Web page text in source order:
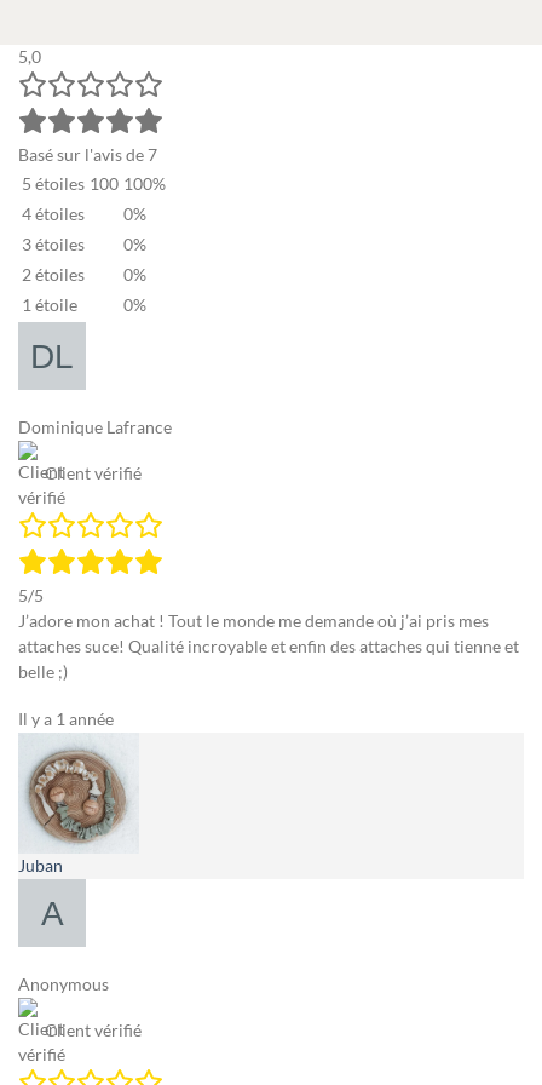
5,0
Basé sur l'avis de 7
5 étoiles 100 100%
4 étoiles
0%
3 étoiles
0%
2 étoiles
0%
1 étoile
0%
Dominique Lafrance
Client vérifié
5/5
J’adore mon achat ! Tout le monde me demande où j’ai pris mes
attaches suce! Qualité incroyable et enfin des attaches qui tienne et
belle ;)
Il y a 1 année
Juban
Anonymous
Client vérifié